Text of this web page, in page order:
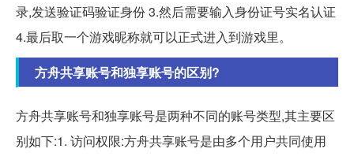
录,发送验证码验证身份 3.然后需要输入身份证号实名认证
4.最后取一个游戏昵称就可以正式进入到游戏里。
方舟共享账号和独享账号的区别?
方舟共享账号和独享账号是两种不同的账号类型,其主要区
别如下:1. 访问权限:方舟共享账号是由多个用户共同使用